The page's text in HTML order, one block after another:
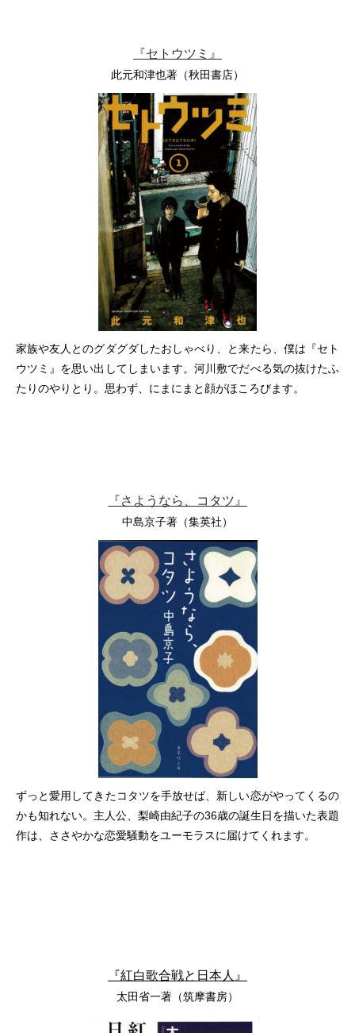
『セトウツミ』
此元和津也著（秋田書店）
家族や友人とのグダグダしたおしゃべり、と来たら、僕は『セト
ウツミ』を思い出してしまいます。河川敷でだべる気の抜けたふ
たりのやりとり。思わず、にまにまと顔がほころびます。
『さようなら、コタツ』
中島京子著（集英社）
ずっと愛用してきたコタツを手放せば、新しい恋がやってくるの
かも知れない。主人公、梨崎由紀子の36歳の誕生日を描いた表題
作は、ささやかな恋愛騒動をユーモラスに届けてくれます。
『紅白歌合戦と日本人』
太田省一著（筑摩書房）